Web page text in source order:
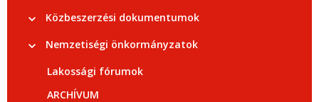
Közbeszerzési dokumentumok
Nemzetiségi önkormányzatok
Lakossági fórumok
ARCHÍVUM